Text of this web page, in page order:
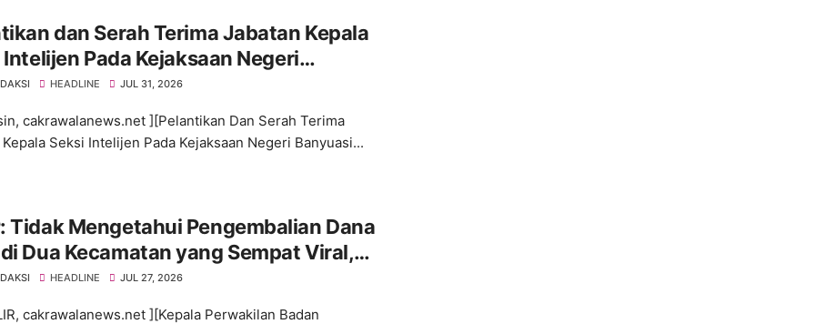
dan Serah Terima Jabatan Kepala
Intelijen Pada Kejaksaan Negeri
HEADLINE JUL 31, 2026
cakrawalanews.net ][Pelantikan Dan Serah Terima
Seksi Intelijen Pada Kejaksaan Negeri Banyuasi...
Tidak Mengetahui Pengembalian Dana
Dua Kecamatan yang Sempat Viral,
Periode 2025–2026
HEADLINE JUL 27, 2026
cakrawalanews.net ][Kepala Perwakilan Badan